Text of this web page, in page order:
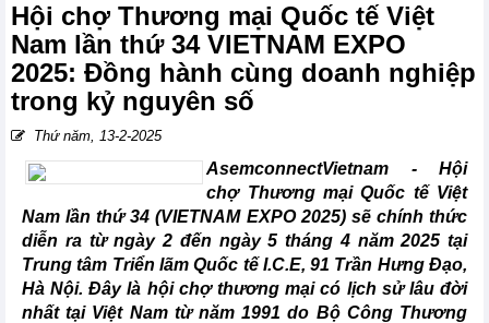
Hội chợ Thương mại Quốc tế Việt
Nam lần thứ 34 VIETNAM EXPO
2025: Đồng hành cùng doanh nghiệp
trong kỷ nguyên số
Thứ năm, 13-2-2025
AsemconnectVietnam - Hội
chợ Thương mại Quốc tế Việt
Nam lần thứ 34 (VIETNAM EXPO 2025) sẽ chính thức
diễn ra từ ngày 2 đến ngày 5 tháng 4 năm 2025 tại
Trung tâm Triển lãm Quốc tế I.C.E, 91 Trần Hưng Đạo,
Hà Nội. Đây là hội chợ thương mại có lịch sử lâu đời
nhất tại Việt Nam từ năm 1991 do Bộ Công Thương